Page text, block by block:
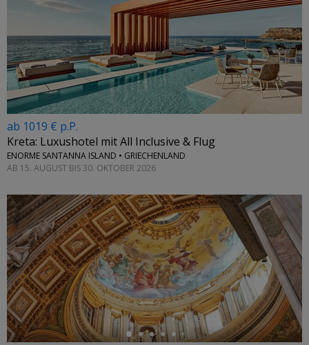
ab 1019 € p.P.
Kreta: Luxushotel mit All Inclusive & Flug
ENORME SANTANNA ISLAND • GRIECHENLAND
AB 15. AUGUST BIS 30. OKTOBER 2026
←